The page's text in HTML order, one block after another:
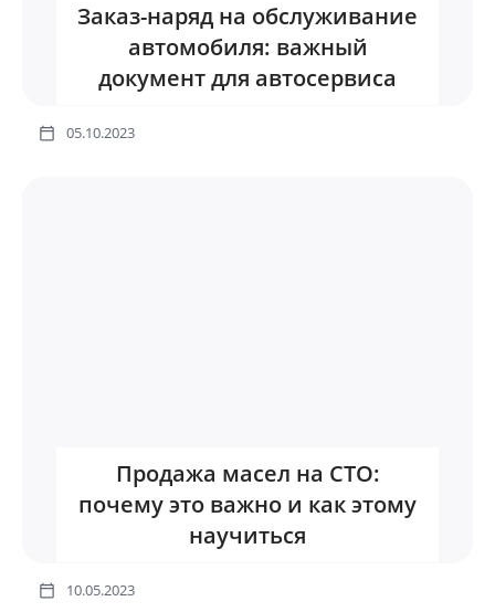
Заказ-наряд на обслуживание
автомобиля: важный
документ для автосервиса
05.10.2023
Продажа масел на СТО:
почему это важно и как этому
научиться
10.05.2023